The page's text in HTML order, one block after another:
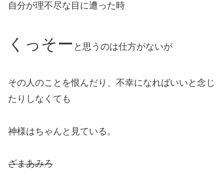
自分が理不尽な目に遭った時
くっそー と思うのは仕方がないが
その人のことを恨んだり、不幸になればいいと念じ
たりしなくても
神様はちゃんと見ている。
ざまあみろ